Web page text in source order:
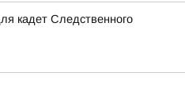
кадет Следственного